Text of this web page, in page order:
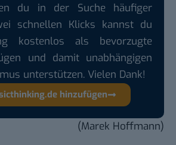
du in der Suche häufiger
schnellen Klicks kannst du
kostenlos als bevorzugte
und damit unabhängigen
unterstützen. Vielen Dank!
hinzufügen
(Marek Hoffmann)